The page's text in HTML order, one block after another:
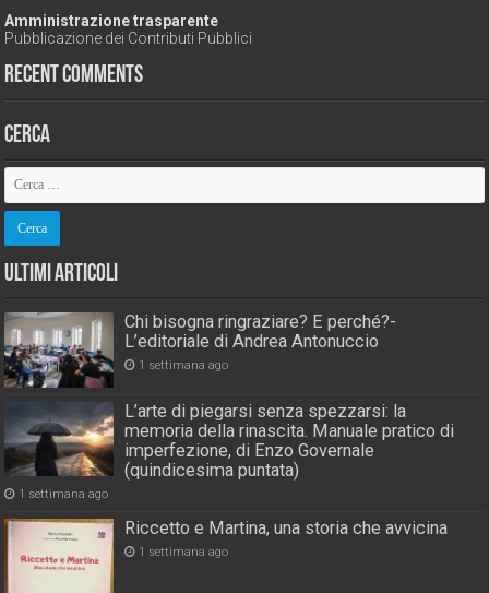
Amministrazione trasparente
Pubblicazione dei Contributi Pubblici
Recent Comments
Cerca
Ultimi Articoli
Chi bisogna ringraziare? E perché?-
L’editoriale di Andrea Antonuccio
1 settimana ago
L’arte di piegarsi senza spezzarsi: la
memoria della rinascita. Manuale pratico di
imperfezione, di Enzo Governale
(quindicesima puntata)
1 settimana ago
Riccetto e Martina, una storia che avvicina
1 settimana ago